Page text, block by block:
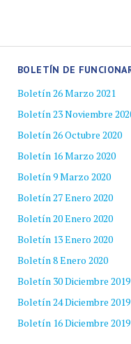
BOLETÍN DE
Boletín 26 Marzo 2021
Boletín 23 Noviembre
Boletín 26 Octubre 2020
Boletín 16 Marzo 2020
Boletín 9 Marzo 2020
Boletín 27 Enero 2020
Boletín 20 Enero 2020
Boletín 13 Enero 2020
Boletín 8 Enero 2020
Boletín 30 Diciembre 2019
Boletín 24 Diciembre 2019
Boletín 16 Diciembre 2019